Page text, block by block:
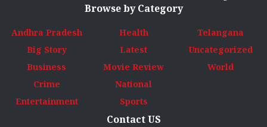
Browse by Category
Andhra Pradesh
Big Story
Business
Crime
Entertainment
Health
Latest
Movie Review
National
Sports
Telangana
Uncategorized
World
Contact US